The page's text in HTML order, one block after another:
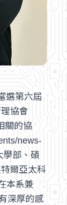
選第六屆
協會
關的協
news-
學部、碩
爾亞太科
本系兼
深厚的感